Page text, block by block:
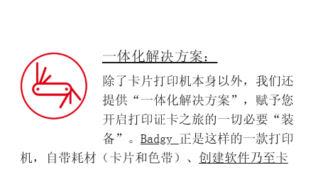
一体化解决方案：
除了卡片打印机本身以外，我们还
提供“一体化解决方案”，赋予您
开启打印证卡之旅的一切必要“装
备”。 Badgy
正是这样的一款打印
机，自带耗材（卡片和色带）、 创建软件乃至卡